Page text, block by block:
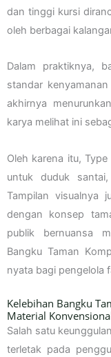
dan tinggi kursi
oleh berbagai
Dalam praktiknya,
standar
akhirnya
karya melihat ini
Oleh karena itu,
untuk duduk
Tampilan visualnya
dengan konsep
publik bernuansa
Bangku Taman
nyata bagi pengelola
Kelebihan Bangku
Material
Salah satu
terletak pada